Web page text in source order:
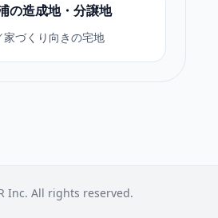
の造成地・分譲地
づくり向きの宅地
Inc. All rights reserved.